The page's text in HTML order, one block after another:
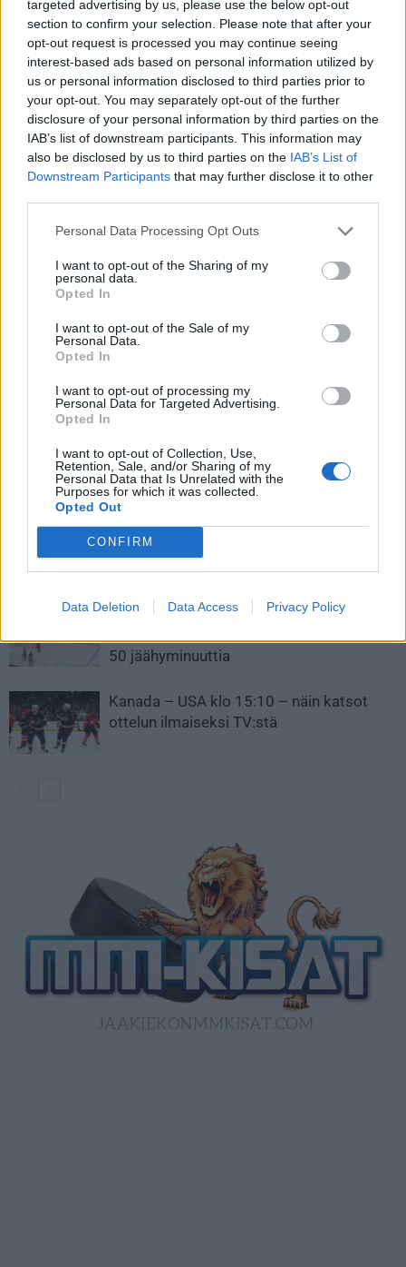
targeted advertising by us, please use the below opt-out
section to confirm your selection. Please note that after your
opt-out request is processed you may continue seeing
interest-based ads based on personal information utilized by
us or personal information disclosed to third parties prior to
your opt-out. You may separately opt-out of the further
disclosure of your personal information by third parties on the
IAB’s list of downstream participants. This information may
also be disclosed by us to third parties on the IAB’s List of
Downstream Participants that may further disclose it to other
Personal Data Processing Opt Outs
I want to opt-out of the Sharing of my
personal data.
Opted In
I want to opt-out of the Sale of my
Personal Data.
Opted In
I want to opt-out of processing my
Personal Data for Targeted Advertising.
Opted In
I want to opt-out of Collection, Use,
Retention, Sale, and/or Sharing of my
Personal Data that Is Unrelated with the
Purposes for which it was collected.
Opted Out
CONFIRM
Data Deletion Data Access Privacy Policy
onnistui kasvattamaan pistesaldoaan kahdella merkinnällä,
kun hänelle kirjattiin tehot 1+1.
NHL jatkuu myös tänään ja tulevana yönä. Prime timessä
Suomen aikaa kello 19:00 onotteluohjelmassa Detroit Red
Wingsin ja Columbus Blue Jacketsin välinen ottelu. Ottelun
näyttää Viaplay -palvelu.
Edellinen artikkeli
väkevästi – 2+1 tauluun, pudotti
myös hanskansa!
debyyttinsä ensi yönä
LIITTYVÄT ARTIKKELIT LISÄÄ TEKIJÄLTÄ
Leijonat julkisti ketjut Sveitsi-peliin –
Aleksander Barkov tekee paluun
kaukaloon
Venäläisveskari sekosi Suomen 2.
50 jäähyminuuttia
Kanada – USA klo 15:10 – näin katsot
ottelun ilmaiseksi TV:stä